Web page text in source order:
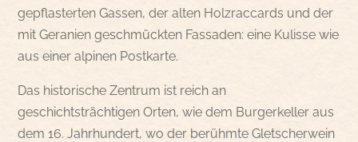
gepflasterten Gassen, der alten Holzraccards und der
mit Geranien geschmückten Fassaden: eine Kulisse wie
aus einer alpinen Postkarte.
Das historische Zentrum ist reich an
geschichtsträchtigen Orten, wie dem Burgerkeller aus
dem 16. Jahrhundert, wo der berühmte Gletscherwein